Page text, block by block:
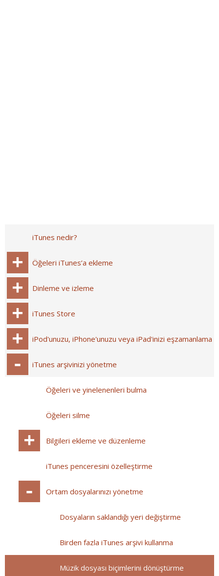
iTunes nedir?
Öğeleri iTunes’a ekleme
Dinleme ve izleme
iTunes Store
iPod'unuzu, iPhone'unuzu veya iPad'inizi eşzamanlama
iTunes arşivinizi yönetme
Öğeleri ve yinelenenleri bulma
Öğeleri silme
Bilgileri ekleme ve düzenleme
iTunes penceresini özelleştirme
Ortam dosyalarınızı yönetme
Dosyaların saklandığı yeri değiştirme
Birden fazla iTunes arşivi kullanma
Müzik dosyası biçimlerini dönüştürme